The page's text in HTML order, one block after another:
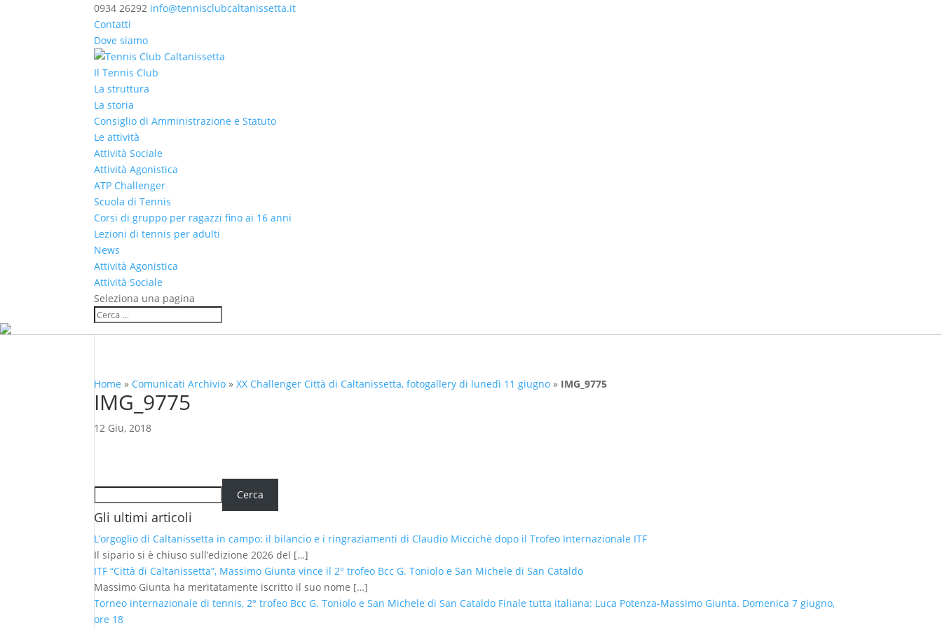
0934 26292 info@tennisclubcaltanissetta.it
Contatti
Dove siamo
Il Tennis Club
La struttura
La storia
Consiglio di Amministrazione e Statuto
Le attività
Attività Sociale
Attività Agonistica
ATP Challenger
Scuola di Tennis
Corsi di gruppo per ragazzi fino ai 16 anni
Lezioni di tennis per adulti
News
Attività Agonistica
Attività Sociale
Seleziona una pagina
Home » Comunicati Archivio »XX Challenger Città di Caltanissetta, fotogallery di lunedì 11 giugno » IMG_9775
IMG_9775
12 Giu, 2018
Cerca
Cerca
Gli ultimi articoli
L’orgoglio di Caltanissetta in campo: il bilancio e i ringraziamenti di Claudio Miccichè dopo il Trofeo Internazionale ITF
Il sipario si è chiuso sull’edizione 2026 del […]
ITF “Città di Caltanissetta”, Massimo Giunta vince il 2° trofeo Bcc G. Toniolo e San Michele di San Cataldo
Massimo Giunta ha meritatamente iscritto il suo nome […]
Torneo internazionale di tennis, 2° trofeo Bcc G. Toniolo e San Michele di San Cataldo Finale tutta italiana: Luca Potenza-Massimo Giunta. Domenica 7 giugno,
ore 18